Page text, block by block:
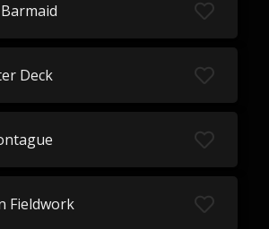
Deck
Fieldwork